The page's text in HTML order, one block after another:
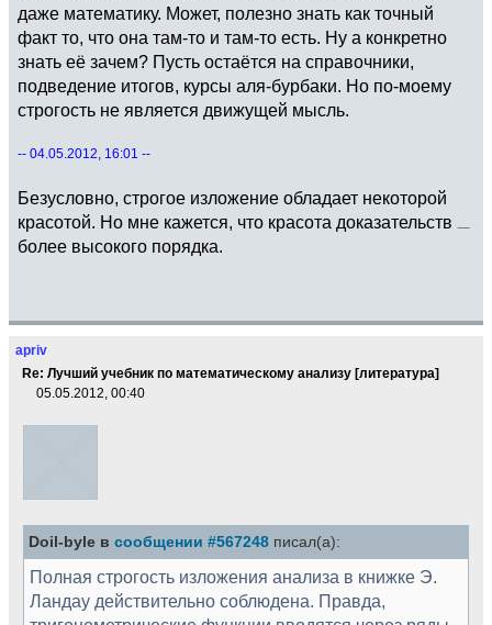
даже математику. Может, полезно знать как точный
факт то, что она там-то и там-то есть. Ну а конкретно
знать её зачем? Пусть остаётся на справочники,
подведение итогов, курсы аля-бурбаки. Но по-моему
строгость не является движущей мысль.
-- 04.05.2012, 16:01 --
Безусловно, строгое изложение обладает некоторой
красотой. Но мне кажется, что красота доказательств
более высокого порядка.
apriv
Re: Лучший учебник по математическому анализу [литература]
05.05.2012, 00:40
Doil-byle в сообщении #567248 писал(а):
Полная строгость изложения анализа в книжке Э.
Ландау действительно соблюдена. Правда,